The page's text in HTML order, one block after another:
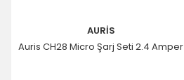
AURİS
Auris CH28 Micro Şarj Seti 2.4 Amper